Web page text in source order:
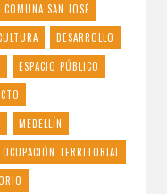
COMUNA SAN JOSÉ
DESARROLLO
ESPACIO PÚBLICO
MEDELLÍN
TERRITORIAL